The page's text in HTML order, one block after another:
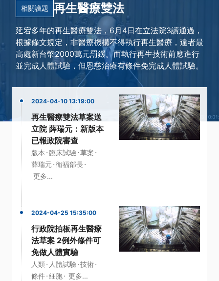
相關議題 再生醫療雙法
延宕多年的再生醫療雙法，6月4日在立法院3讀通過，
根據條文規定，非醫療機構不得執行再生醫療，違者最
高處新台幣2000萬元罰鍰。而執行再生技術前應進行
並完成人體試驗，但恩慈治療有條件免完成人體試驗。
2024-04-10 13:19:00
再生醫療雙法草案送
立院 薛瑞元：新版本
已報政院審查
版本 ·臨床試驗·草案 ·
薛瑞元·衛福部長·
更多...
2024-04-25 15:35:00
行政院拍板再生醫療
法草案 2例外條件可
免做人體實驗
人類· 人體試驗·技術·
條件·細胞· 更多...